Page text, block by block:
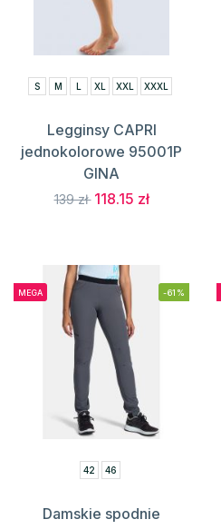
S M L XL XXL XXXL
Legginsy CAPRI
jednokolorowe 95001P
GINA
139 zł 118.15 zł
MEGA -61%
42 46
Damskie spodnie